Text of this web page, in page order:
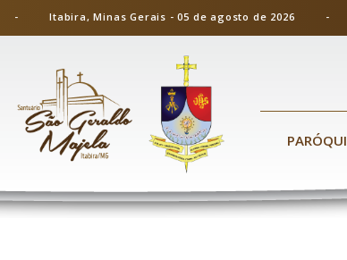
- Itabira, Minas Gerais - 05 de agosto de 2026 -